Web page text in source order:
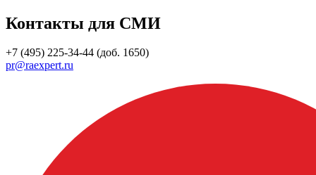
Контакты для СМИ
+7 (495) 225-34-44 (доб. 1650)
pr@raexpert.ru